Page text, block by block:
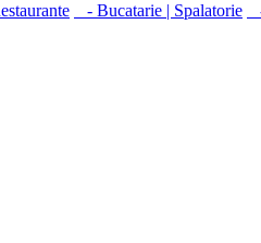
- Bucatarie | Spalatorie